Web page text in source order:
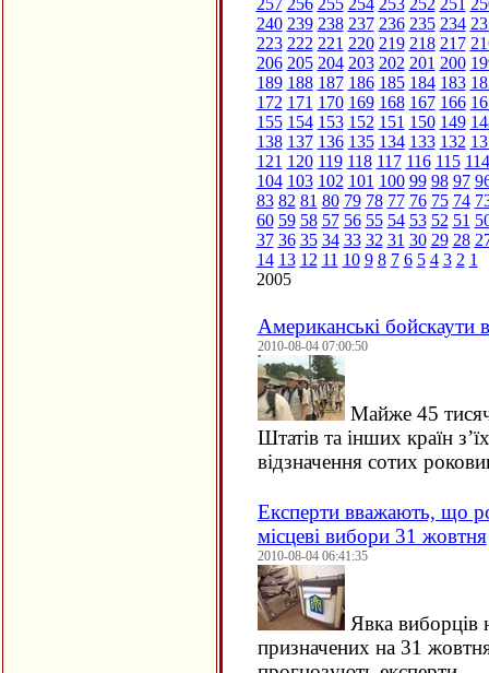
257 256 255 254 253 252 251
240 239 238 237 236 235 234
223 222 221 220 219 218 217
206 205 204 203 202 201 200
189 188 187 186 185 184 183
172 171 170 169 168 167 166
155 154 153 152 151 150 149
138 137 136 135 134 133 132
121 120 119 118 117 116 115 114
104 103 102 101 100 99 98 97
83 82 81 80 79 78 77 76 75 74
60 59 58 57 56 55 54 53 52 51
37 36 35 34 33 32 31 30 29 28
14 13 12 11 10 9 8 7 6 5 4 3 2 1
2005
Американські бойскаути
2010-08-04 07:00:50
Майже 45 тисяч
Штатів та інших країн
відзначення сотих
Експерти вважають, що
місцеві вибори 31 жовтня
2010-08-04 06:41:35
Явка виборців
призначених на 31